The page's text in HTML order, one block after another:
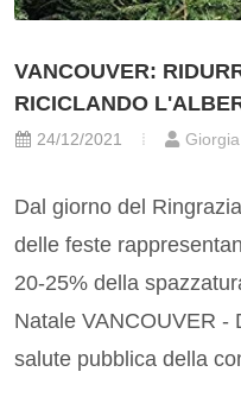
VANCOUVER:
RICICLANDO
24/12/2021 Giorgia
Dal giorno del
delle feste
20-25% della
Natale VANCOUVER -
salute pubblica della